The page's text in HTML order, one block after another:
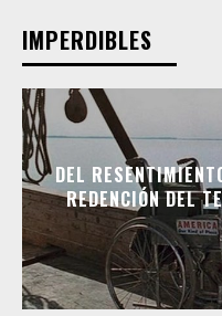
IMPERDIBLES
DEL
REDENCIÓN DEL